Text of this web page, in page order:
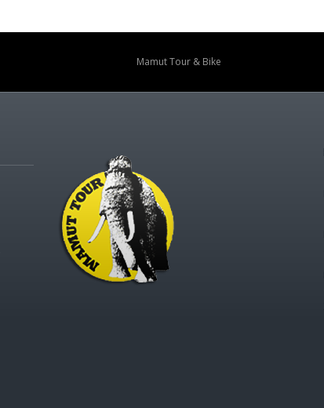
Mamut Tour & Bike